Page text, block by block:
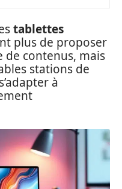
tablettes
plus de proposer
de contenus, mais
stations de
à